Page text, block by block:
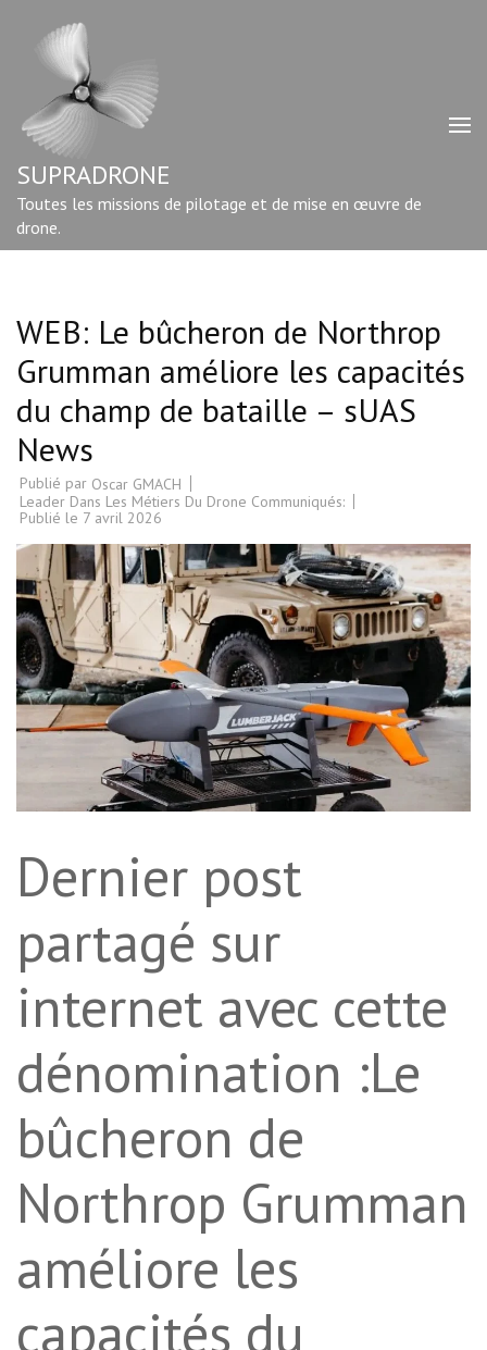
contenu
Entrée)
SUPRADRONE
Toutes les missions de pilotage et de mise en œuvre de
drone.
WEB: Le bûcheron de Northrop
Grumman améliore les capacités
du champ de bataille – sUAS
News
Publié par Oscar GMACH
Leader Dans Les Métiers Du Drone Communiqués:
Publié le 7 avril 2026
Dernier post
partagé sur
internet avec cette
dénomination :Le
bûcheron de
Northrop Grumman
améliore les
capacités du